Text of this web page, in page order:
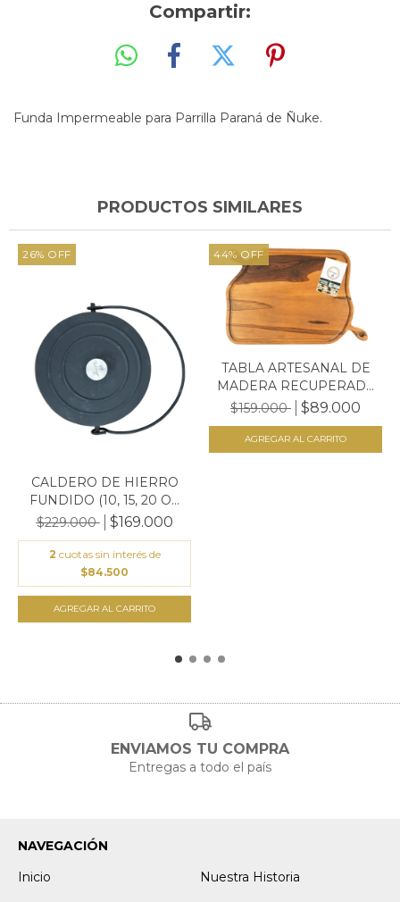
Compartir:
Funda Impermeable para Parrilla Paraná de Ñuke.
PRODUCTOS SIMILARES
26% OFF
CALDERO DE HIERRO
FUNDIDO (10, 15, 20 O...
$229.000
$169.000
2 cuotas sin interés de
$84.500
AGREGAR AL CARRITO
44% OFF
TABLA ARTESANAL DE
MADERA RECUPERADA
50X...
$159.000 $89.000
AGREGAR AL CARRITO
ENVIAMOS TU COMPRA
Entregas a todo el país
NAVEGACIÓN
Inicio
Nuestra Historia